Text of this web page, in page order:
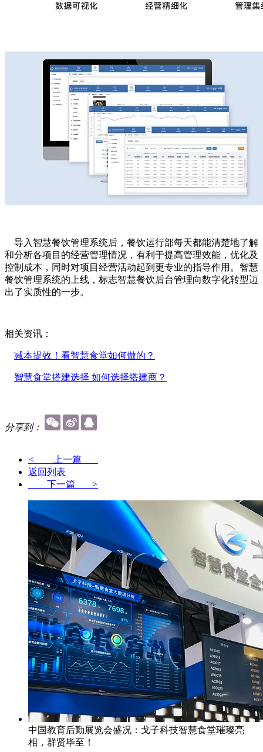
导入智慧餐饮管理系统后，餐饮运行部每天都能清楚地了解
和分析各项目的经营管理情况，有利于提高管理效能，优化及
控制成本，同时对项目经营活动起到更专业的指导作用。智慧
餐饮管理系统的上线，标志智慧餐饮后台管理向数字化转型迈
出了实质性的一步。
相关资讯：
减本提效！看智慧食堂如何做的？
智慧食堂搭建选择 如何选择搭建商？
分享到：
< 上一篇
返回列表
下一篇 >
中国教育后勤展览会盛况：戈子科技智慧食堂璀璨亮
相，群贤毕至！